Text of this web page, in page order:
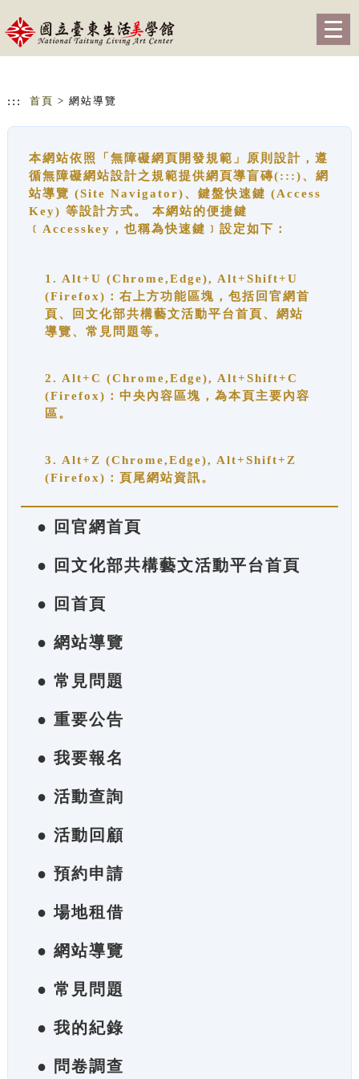
::: 首頁 > 網站導覽
本網站依照「無障礙網頁開發規範」原則設計，遵
循無障礙網站設計之規範提供網頁導盲磚(:::)、網
站導覽 (Site Navigator)、鍵盤快速鍵 (Access
Key) 等設計方式。 本網站的便捷鍵
﹝Accesskey，也稱為快速鍵﹞設定如下：
1. Alt+U (Chrome,Edge), Alt+Shift+U
(Firefox)：右上方功能區塊，包括回官網首
頁、回文化部共構藝文活動平台首頁、網站
導覽、常見問題等。
2. Alt+C (Chrome,Edge), Alt+Shift+C
(Firefox)：中央內容區塊，為本頁主要內容
區。
3. Alt+Z (Chrome,Edge), Alt+Shift+Z
(Firefox)：頁尾網站資訊。
● 回官網首頁
● 回文化部共構藝文活動平台首頁
● 回首頁
● 網站導覽
● 常見問題
● 重要公告
● 我要報名
● 活動查詢
● 活動回顧
● 預約申請
● 場地租借
● 網站導覽
● 常見問題
● 我的紀錄
● 問卷調查